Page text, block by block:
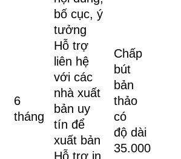
6
tháng
bố cục, ý
tưởng
Hỗ trợ
liên hệ
với các
nhà xuất
bản uy
tín để
xuất bản
Hỗ trợ in
Chấp
bút
bản
thảo
có
độ dài
35.000